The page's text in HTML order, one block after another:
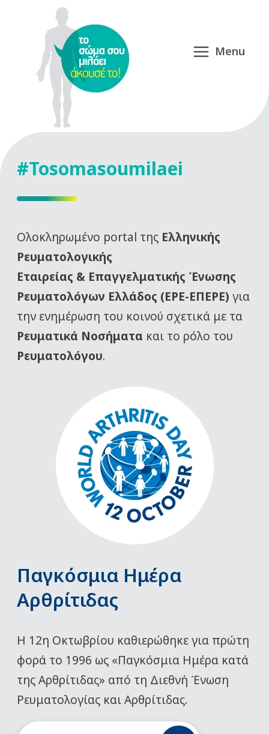
#Tosomasoumilaei
Oλοκληρωμένο portal της Ελληνικής
Ρευματολογικής
Εταιρείας & Επαγγελματικής Ένωσης
Ρευματολόγων Ελλάδος (ΕΡΕ-ΕΠΕΡΕ) για
την ενημέρωση του κοινού σχετικά με τα
Ρευματικά Νοσήματα και το ρόλο του
Ρευματολόγου.
Παγκόσμια Ημέρα
Αρθρίτιδας
Η 12η Οκτωβρίου καθιερώθηκε για πρώτη
φορά το 1996 ως «Παγκόσμια Ημέρα κατά
της Αρθρίτιδας» από τη Διεθνή Ένωση
Ρευματολογίας και Αρθρίτιδας.